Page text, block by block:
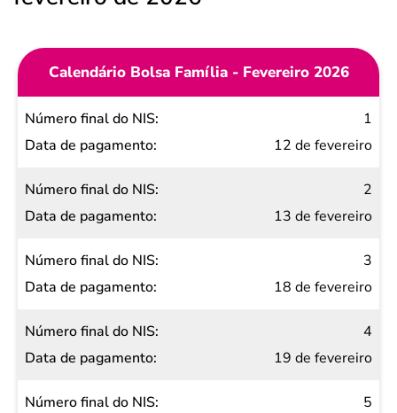
Calendário Bolsa Família - Fevereiro 2026
Número
final do
Data de
pagamento
1
12 de fevereiro
2
13 de fevereiro
3
18 de fevereiro
4
19 de fevereiro
5